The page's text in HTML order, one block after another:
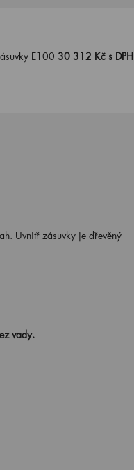
E100 30 312 Kč s DPH
Uvnitř zásuvky je dřevěný
vady.